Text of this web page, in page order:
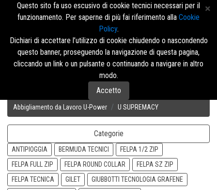
Menù
Abbigliamento da Lavoro U-Power U SUPREMACY
Categorie
ANTIPIOGGIA BERMUDA TECNICI
FELPA 1/2 ZIP
FELPA FULL ZIP
FELPA ROUND COLLAR
FELPA SZ ZIP
FELPA TECNICA
GILET
GIUBBOTTI TECNOLOGIA GRAFENE
Questo sito fa uso escusivo di cookie tecnici necessari per il
funzionamento. Per saperne di più fai riferimento alla Cookie
Policy.
Dichiari di accettare l’utilizzo di cookie chiudendo o nascondendo
questo banner, proseguendo la navigazione di questa pagina,
cliccando un link o un pulsante o continuando a navigare in altro
modo.
Accetto